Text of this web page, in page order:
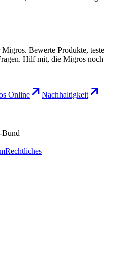
Bewerte Produkte, teste
Hilf mit, die Migros noch
Online
Nachhaltigkeit
Bund
Rechtliches